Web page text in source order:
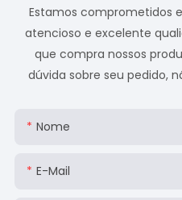
Estamos comprometidos
atencioso e excelente
que compra nossos
dúvida sobre seu pedido,
Nome
E-Mail